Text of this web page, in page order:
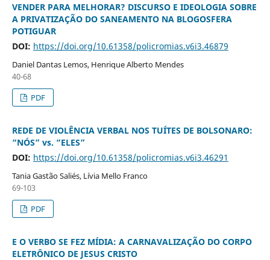
VENDER PARA MELHORAR? DISCURSO E IDEOLOGIA SOBRE
A PRIVATIZAÇÃO DO SANEAMENTO NA BLOGOSFERA
POTIGUAR
DOI: https://doi.org/10.61358/policromias.v6i3.46879
Daniel Dantas Lemos, Henrique Alberto Mendes
40-68
PDF
REDE DE VIOLÊNCIA VERBAL NOS TUÍTES DE BOLSONARO:
“NÓS” vs. “ELES”
DOI: https://doi.org/10.61358/policromias.v6i3.46291
Tania Gastão Saliés, Lívia Mello Franco
69-103
PDF
E O VERBO SE FEZ MÍDIA: A CARNAVALIZAÇÃO DO CORPO
ELETRÔNICO DE JESUS CRISTO